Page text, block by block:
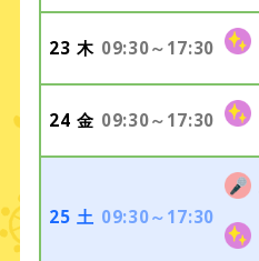
23 木 09:30～17:30
24 金 09:30～17:30
25 土 09:30～17:30